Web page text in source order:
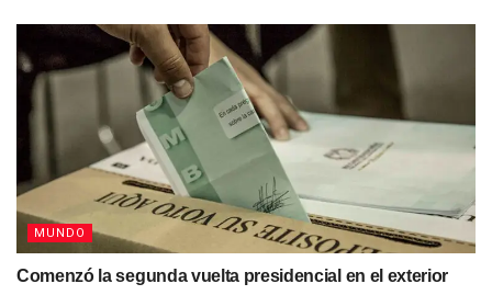
MUNDO
Comenzó la segunda vuelta presidencial en el exterior